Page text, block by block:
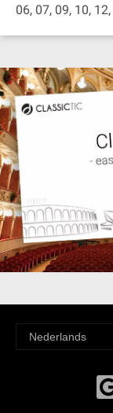
06, 07, 09, 10,